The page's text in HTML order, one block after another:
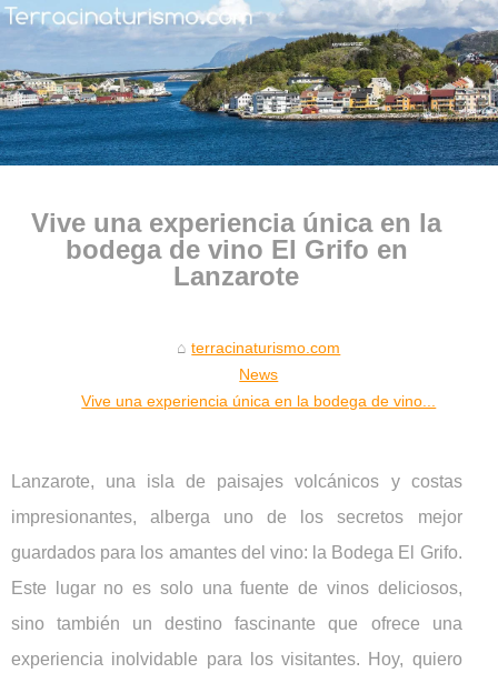
Vive una experiencia única en la
bodega de vino El Grifo en
Lanzarote
terracinaturismo.com
News
Vive una experiencia única en la bodega de vino...
Lanzarote, una isla de paisajes volcánicos y costas
impresionantes, alberga uno de los secretos mejor
guardados para los amantes del vino: la Bodega El Grifo.
Este lugar no es solo una fuente de vinos deliciosos,
sino también un destino fascinante que ofrece una
experiencia inolvidable para los visitantes. Hoy, quiero